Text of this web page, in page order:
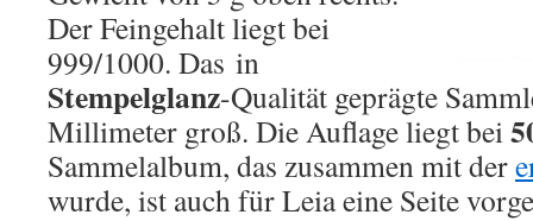
Der Feingehalt liegt bei
999/1000. Das in
Stempelglanz-Qualität geprägte
Millimeter groß. Die Auflage liegt bei
Sammelalbum, das zusammen mit der
wurde, ist auch für Leia eine Seite